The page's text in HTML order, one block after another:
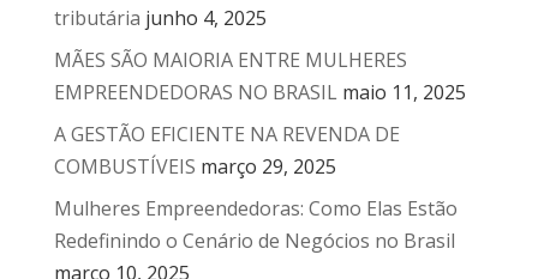
tributária junho 4, 2025
MÃES SÃO MAIORIA ENTRE MULHERES
EMPREENDEDORAS NO BRASIL maio 11, 2025
A GESTÃO EFICIENTE NA REVENDA DE
COMBUSTÍVEIS março 29, 2025
Mulheres Empreendedoras: Como Elas Estão
Redefinindo o Cenário de Negócios no Brasil
março 10, 2025